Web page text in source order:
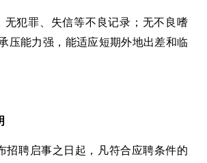
无犯罪、失信等不良记录；无不良嗜
压能力强，能适应短期外地出差和临
招聘启事之日起，凡符合应聘条件的